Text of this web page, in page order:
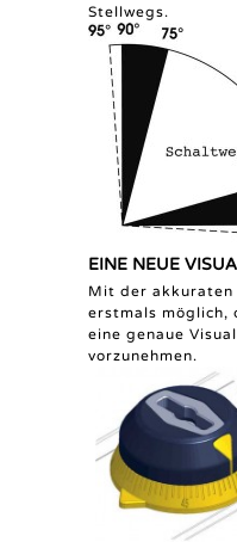
Stellwegs.
EINE NEUE
Mit der akkuraten
erstmals möglich,
eine genaue
vorzunehmen.